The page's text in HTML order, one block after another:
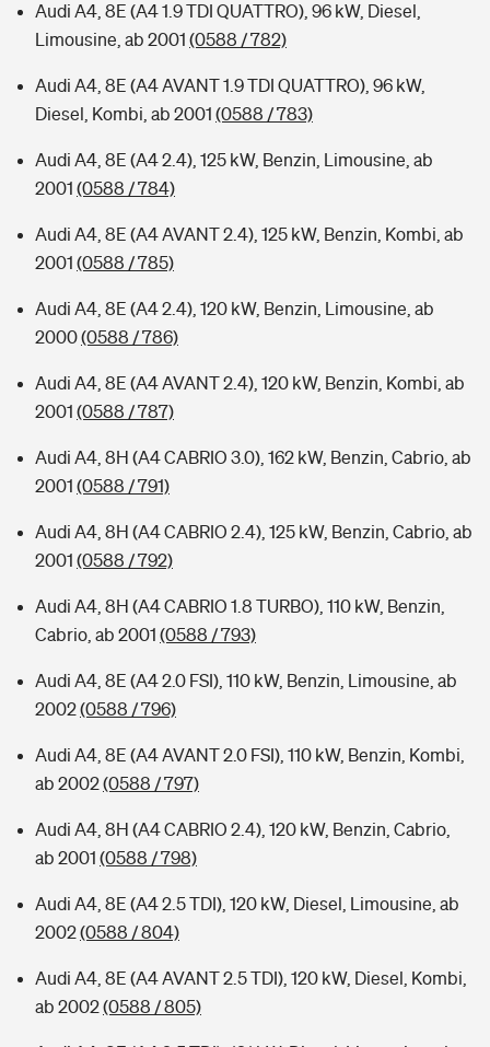
Audi A4, 8E (A4 1.9 TDI QUATTRO), 96 kW, Diesel,
Limousine, ab 2001 (0588 / 782)
Audi A4, 8E (A4 AVANT 1.9 TDI QUATTRO), 96 kW,
Diesel, Kombi, ab 2001 (0588 / 783)
Audi A4, 8E (A4 2.4), 125 kW, Benzin, Limousine, ab
2001 (0588 / 784)
Audi A4, 8E (A4 AVANT 2.4), 125 kW, Benzin, Kombi, ab
2001 (0588 / 785)
Audi A4, 8E (A4 2.4), 120 kW, Benzin, Limousine, ab
2000(0588 / 786)
Audi A4, 8E (A4 AVANT 2.4), 120 kW, Benzin, Kombi, ab
2001 (0588 / 787)
Audi A4, 8H (A4 CABRIO 3.0), 162 kW, Benzin, Cabrio, ab
2001 (0588 / 791)
Audi A4, 8H (A4 CABRIO 2.4), 125 kW, Benzin, Cabrio, ab
2001 (0588 / 792)
Audi A4, 8H (A4 CABRIO 1.8 TURBO), 110 kW, Benzin,
Cabrio, ab 2001 (0588 / 793)
Audi A4, 8E (A4 2.0 FSI), 110 kW, Benzin, Limousine, ab
2002(0588 / 796)
Audi A4, 8E (A4 AVANT 2.0 FSI), 110 kW, Benzin, Kombi,
ab 2002(0588 / 797)
Audi A4, 8H (A4 CABRIO 2.4), 120 kW, Benzin, Cabrio,
ab 2001 (0588 / 798)
Audi A4, 8E (A4 2.5 TDI), 120 kW, Diesel, Limousine, ab
2002(0588 / 804)
Audi A4, 8E (A4 AVANT 2.5 TDI), 120 kW, Diesel, Kombi,
ab 2002(0588 / 805)